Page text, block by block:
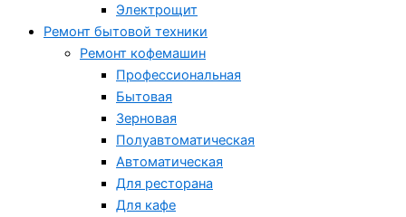
Электрощит
Ремонт бытовой техники
Ремонт кофемашин
Профессиональная
Бытовая
Зерновая
Полуавтоматическая
Автоматическая
Для ресторана
Для кафе